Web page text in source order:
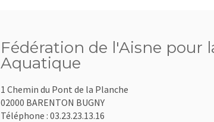
Fédération de l'Aisne pour
Aquatique
1 Chemin du Pont de la Planche
02000 BARENTON BUGNY
Téléphone : 03.23.23.13.16